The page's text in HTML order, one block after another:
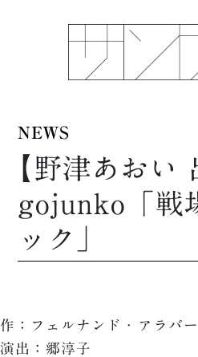
NEWS
【野津あおい 出演】
gojunko「戦
ック」
作：フェルナンド・アラバ
演出：郷淳子